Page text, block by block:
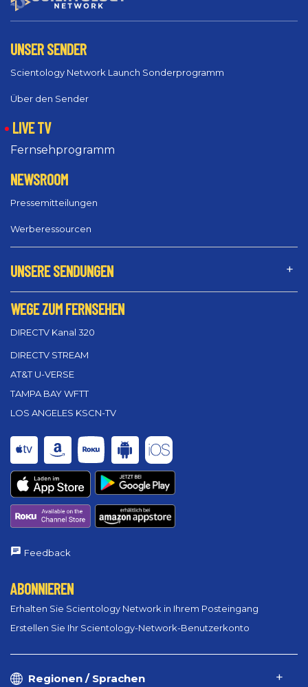
UNSER SENDER
Scientology Network Launch Sonderprogramm
Über den Sender
LIVE TV
Fernsehprogramm
NEWSROOM
Pressemitteilungen
Werberessourcen
UNSERE SENDUNGEN
WEGE ZUM FERNSEHEN
DIRECTV Kanal 320
DIRECTV STREAM
AT&T U-VERSE
TAMPA BAY WFTT
LOS ANGELES KSCN-TV
Feedback
ABONNIEREN
Erhalten Sie Scientology Network in Ihrem Posteingang
Erstellen Sie Ihr Scientology-Network-Benutzerkonto
Regionen / Sprachen